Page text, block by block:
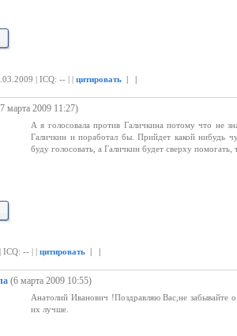
| ICQ: -- | | цитировать | |
марта 2009 11:27)
А я голосовала против Галичкина потому что не
Галичкин и поработал бы. Прийдет какой нибудь
буду голосовать, а Галичкин будет сверху помогать,
ICQ: -- | | цитировать | |
(6 марта 2009 10:55)
Анатолий Иванович !Поздравляю Вас,не забывайте
их лучше.